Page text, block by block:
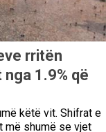
rritën
1.9% që
këtë vit. Shifrat e
më shumë se vjet